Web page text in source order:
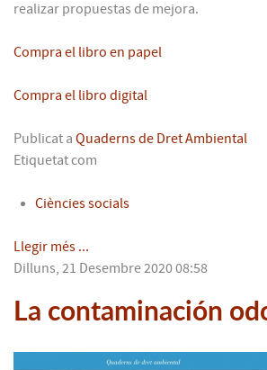
realizar propuestas de mejora.
Compra el libro en papel
Compra el libro digital
Publicat a Quaderns de Dret Ambiental
Etiquetat com
Ciències socials
Llegir més ...
Dilluns, 21 Desembre 2020 08:58
La contaminación